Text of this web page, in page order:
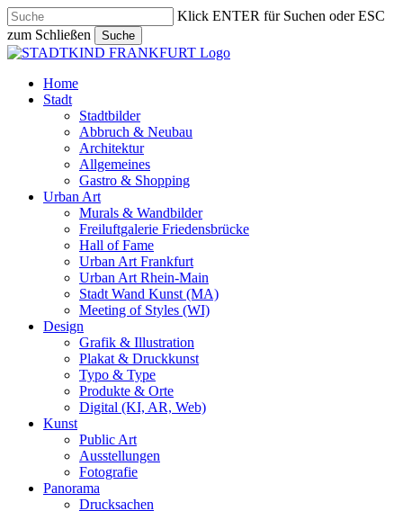
Skip
to
main
content
Klick ENTER für Suchen oder ESC
zum Schließen
Suche
Close
search
Menu
Home
Stadt
Stadtbilder
Abbruch & Neubau
Architektur
Allgemeines
Gastro & Shopping
Urban Art
Murals & Wandbilder
Freiluftgalerie Friedensbrücke
Hall of Fame
Urban Art Frankfurt
Urban Art Rhein-Main
Stadt Wand Kunst (MA)
Meeting of Styles (WI)
Design
Grafik & Illustration
Plakat & Druckkunst
Typo & Type
Produkte & Orte
Digital (KI, AR, Web)
Kunst
Public Art
Ausstellungen
Fotografie
Panorama
Drucksachen